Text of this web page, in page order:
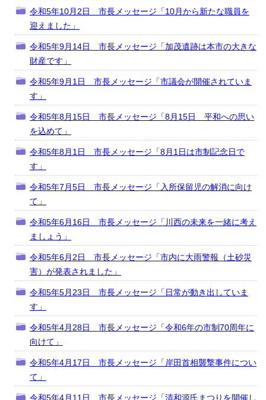
令和5年10月2日 市長メッセージ「10月から新たな職員を
迎えました」
令和5年9月14日 市長メッセージ「加茂遺跡は本市の大きな
財産です」
令和5年9月1日 市長メッセージ「市議会が開催されていま
す」
令和5年8月15日 市長メッセージ「8月15日 平和への思い
を込めて」
令和5年8月1日 市長メッセージ「8月1日は市制記念日で
す」
令和5年7月5日 市長メッセージ「入所保留児の解消に向け
て」
令和5年6月16日 市長メッセージ「川西の未来を一緒に考え
ましょう」
令和5年6月2日 市長メッセージ「市内に大雨警報（土砂災
害）が発表されました」
令和5年5月23日 市長メッセージ「日常が動き出していま
す」
令和5年4月28日 市長メッセージ「令和6年の市制70周年に
向けて」
令和5年4月17日 市長メッセージ「岸田首相襲撃事件につい
て」
令和5年4月11日 市長メッセージ「清和源氏まつりを開催し